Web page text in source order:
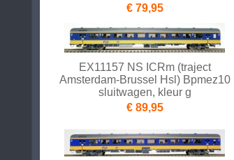
€ 79,95
EX11157 NS ICRm (traject
Amsterdam-Brussel Hsl) Bpmez10
sluitwagen, kleur g
€ 89,95